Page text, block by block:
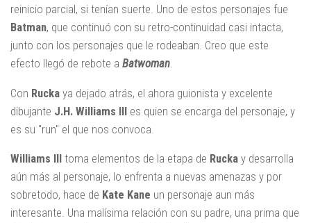
reinicio parcial, si tenían suerte. Uno de estos personajes fue
Batman, que continuó con su retro-continuidad casi intacta,
junto con los personajes que le rodeaban. Creo que este
efecto llegó de rebote a Batwoman.
Con Rucka ya dejado atrás, el ahora guionista y excelente
dibujante J.H. Williams III es quien se encarga del personaje, y
es su "run" el que nos convoca.
Williams III toma elementos de la etapa de Rucka y desarrolla
aún más al personaje, lo enfrenta a nuevas amenazas y por
sobretodo, hace de Kate Kane un personaje aun más
interesante. Una malísima relación con su padre, una prima que